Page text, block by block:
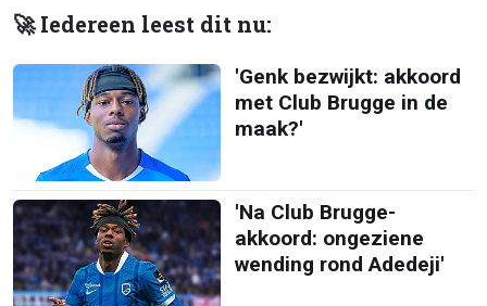
🚀 Iedereen leest dit nu:
'Genk bezwijkt: akkoord
met Club Brugge in de
maak?'
'Na Club Brugge-
akkoord: ongeziene
wending rond Adedeji'